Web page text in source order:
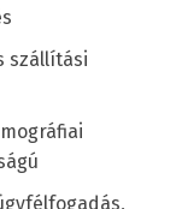
szállítási